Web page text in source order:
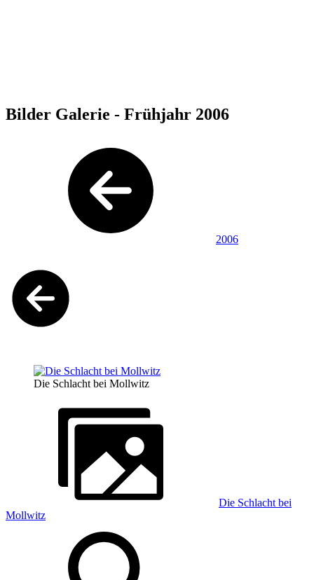
Bilder Galerie - Frühjahr 2006
2006
Die Schlacht bei Mollwitz
Die Schlacht bei
Mollwitz